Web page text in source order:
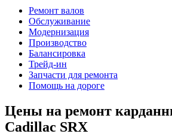
Ремонт валов
Обслуживание
Модернизация
Производство
Балансировка
Трейд-ин
Запчасти для ремонта
Помощь на дороге
Цены на ремонт
Cadillac SRX